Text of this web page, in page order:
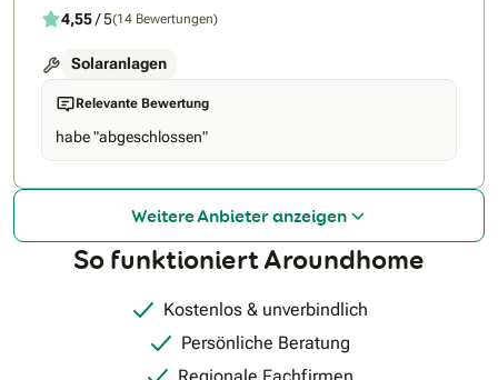
4,55/ 5(14 Bewertungen)
Solaranlagen
Relevante Bewertung
habe "abgeschlossen"
Weitere Anbieter anzeigen
So funktioniert Aroundhome
Kostenlos & unverbindlich
Persönliche Beratung